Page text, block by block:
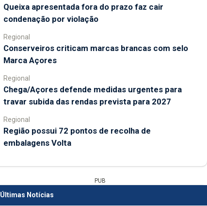
Queixa apresentada fora do prazo faz cair
condenação por violação
Regional
Conserveiros criticam marcas brancas com selo
Marca Açores
Regional
Chega/Açores defende medidas urgentes para
travar subida das rendas prevista para 2027
Regional
Região possui 72 pontos de recolha de
embalagens Volta
PUB
Últimas Notícias